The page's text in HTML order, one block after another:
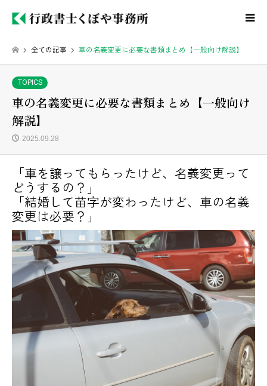
全ての記事 車の名義変更に必要な書類まとめ【一般向け解説】
TOPICS
車の名義変更に必要な書類まとめ【一般向け
解説】
2025.09.28
「車を譲ってもらったけど、名義変更って
どうするの？」
「結婚して苗字が変わったけど、車の名義
変更は必要？」